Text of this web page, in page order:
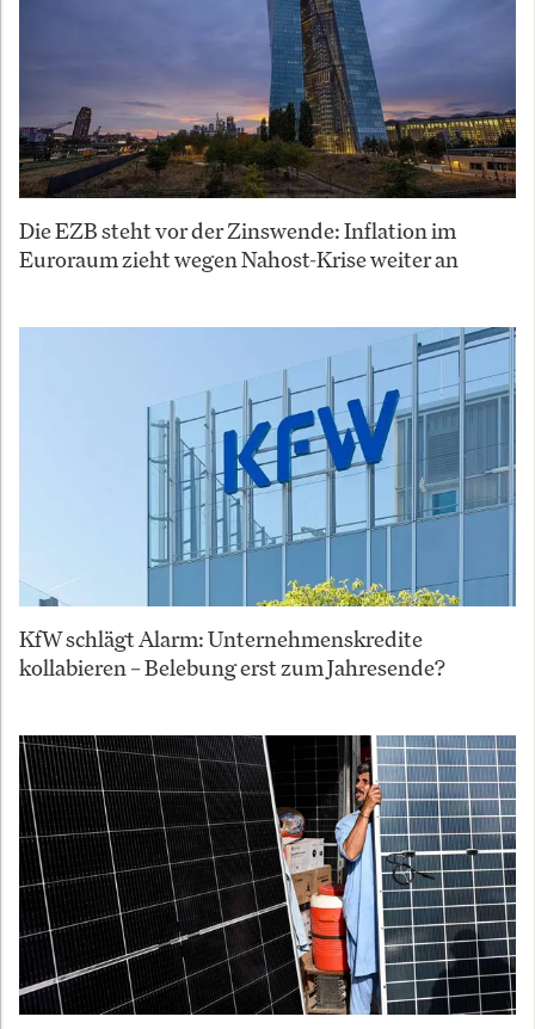
Die EZB steht vor der Zinswende: Inflation im
Euroraum zieht wegen Nahost-Krise weiter an
KfW schlägt Alarm: Unternehmenskredite
kollabieren – Belebung erst zum Jahresende?